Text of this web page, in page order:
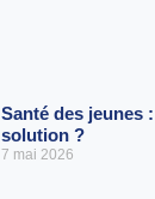
Santé des jeunes
solution ?
7 mai 2026